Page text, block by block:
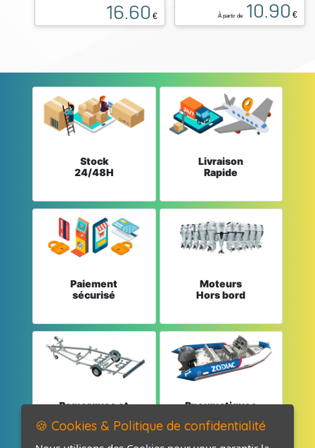
16.60 € À partir de 10.90 €
Stock
24/48H
Livraison
Rapide
Paiement
sécurisé
Moteurs
Hors bord
Remorques et
Pneumatiques
🍪 Cookies & Politique de confidentialité